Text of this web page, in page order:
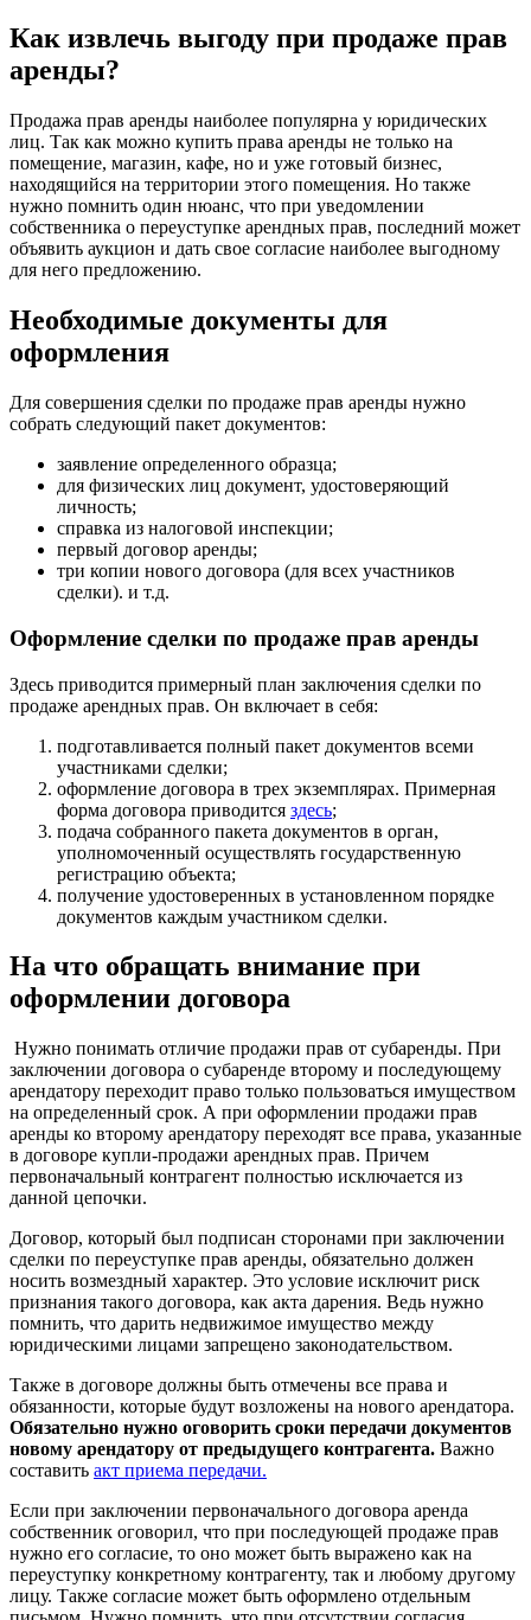
Как извлечь выгоду при продаже прав
аренды?
Продажа прав аренды наиболее популярна у юридических
лиц. Так как можно купить права аренды не только на
помещение, магазин, кафе, но и уже готовый бизнес,
находящийся на территории этого помещения. Но также
нужно помнить один нюанс, что при уведомлении
собственника о переуступке арендных прав, последний может
объявить аукцион и дать свое согласие наиболее выгодному
для него предложению.
Необходимые документы для
оформления
Для совершения сделки по продаже прав аренды нужно
собрать следующий пакет документов:
заявление определенного образца;
для физических лиц документ, удостоверяющий
личность;
справка из налоговой инспекции;
первый договор аренды;
три копии нового договора (для всех участников
сделки). и т.д.
Оформление сделки по продаже прав аренды
Здесь приводится примерный план заключения сделки по
продаже арендных прав. Он включает в себя:
подготавливается полный пакет документов всеми
участниками сделки;
оформление договора в трех экземплярах. Примерная
форма договора приводится здесь;
подача собранного пакета документов в орган,
уполномоченный осуществлять государственную
регистрацию объекта;
получение удостоверенных в установленном порядке
документов каждым участником сделки.
На что обращать внимание при
оформлении договора
Нужно понимать отличие продажи прав от субаренды. При
заключении договора о субаренде второму и последующему
арендатору переходит право только пользоваться имуществом
на определенный срок. А при оформлении продажи прав
аренды ко второму арендатору переходят все права, указанные
в договоре купли-продажи арендных прав. Причем
первоначальный контрагент полностью исключается из
данной цепочки.
Договор, который был подписан сторонами при заключении
сделки по переуступке прав аренды, обязательно должен
носить возмездный характер. Это условие исключит риск
признания такого договора, как акта дарения. Ведь нужно
помнить, что дарить недвижимое имущество между
юридическими лицами запрещено законодательством.
Также в договоре должны быть отмечены все права и
обязанности, которые будут возложены на нового арендатора.
Обязательно нужно оговорить сроки передачи документов
новому арендатору от предыдущего контрагента. Важно
составить акт приема передачи.
Если при заключении первоначального договора аренда
собственник оговорил, что при последующей продаже прав
нужно его согласие, то оно может быть выражено как на
переуступку конкретному контрагенту, так и любому другому
лицу. Также согласие может быть оформлено отдельным